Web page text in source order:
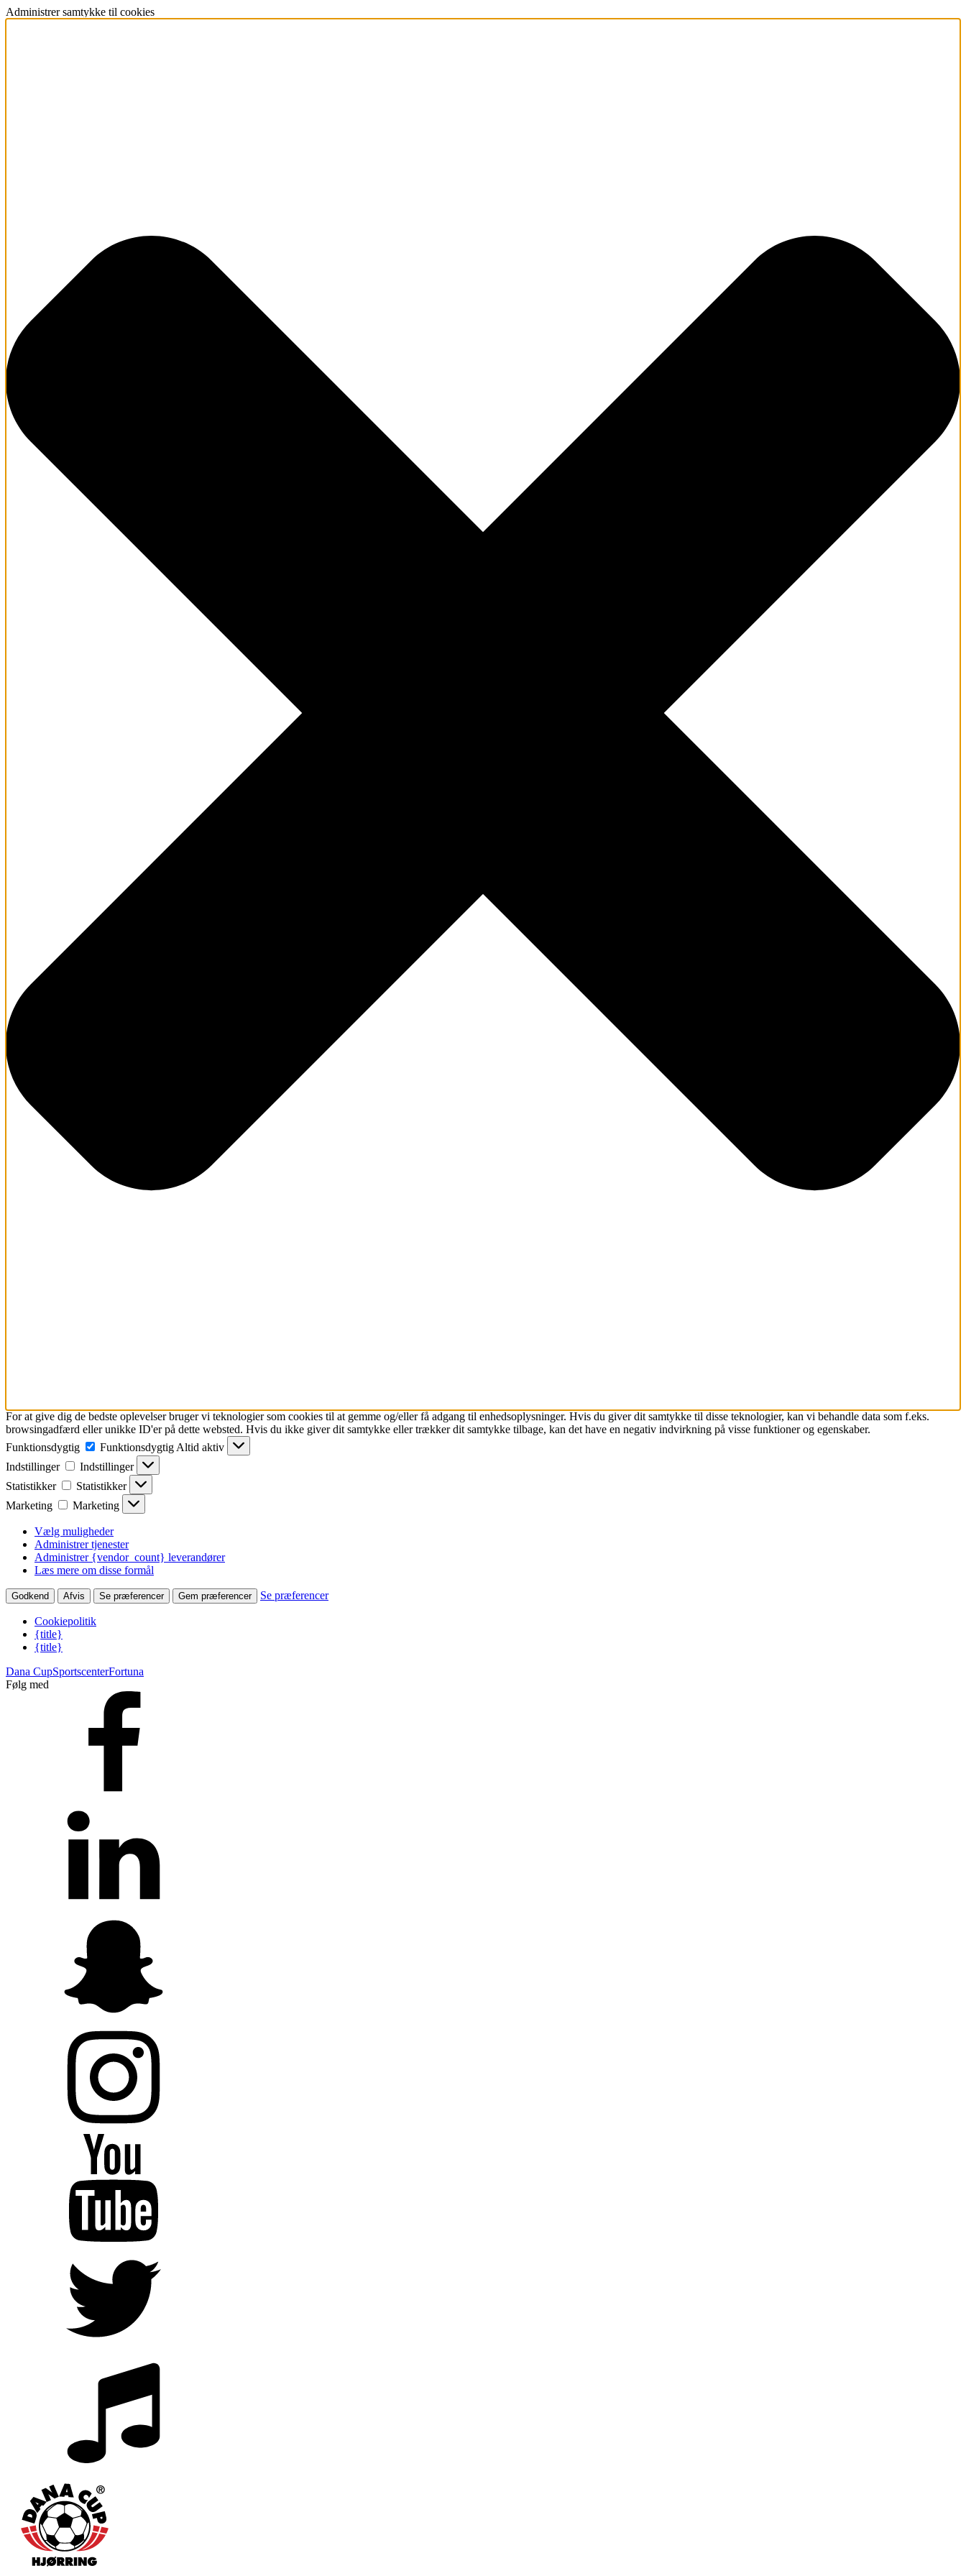
Administrer samtykke til cookies
For at give dig de bedste oplevelser bruger vi teknologier som cookies til at gemme og/eller få adgang til enhedsoplysninger. Hvis du giver dit samtykke til disse teknologier, kan vi behandle data som f.eks.
browsingadfærd eller unikke ID'er på dette websted. Hvis du ikke giver dit samtykke eller trækker dit samtykke tilbage, kan det have en negativ indvirkning på visse funktioner og egenskaber.
Funktionsdygtig
Funktionsdygtig Altid aktiv
Indstillinger
Indstillinger
Statistikker
Statistikker
Marketing
Marketing
Vælg muligheder
Administrer tjenester
Administrer {vendor_count} leverandører
Læs mere om disse formål
Godkend Afvis Se præferencer Gem præferencer Se præferencer
Cookiepolitik
{title}
{title}
Dana CupSportscenterFortuna
Følg med